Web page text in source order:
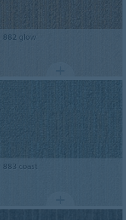
882 glow
883 coast